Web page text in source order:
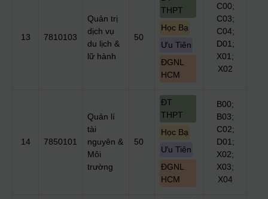
13 7810103
Quản trị
dịch vụ
du lịch &
lữ hành
50
THPT
Học Bạ
Ưu Tiên
ĐGNL
HCM
C00;
C03;
C04;
D01;
X01;
X02
14 7850101
Quản lí
tài
nguyên &
Môi
trường
50
ĐT
THPT
Học Bạ
Ưu Tiên
ĐGNL
HCM
B00;
B03;
C02;
D01;
X02;
X03;
X04